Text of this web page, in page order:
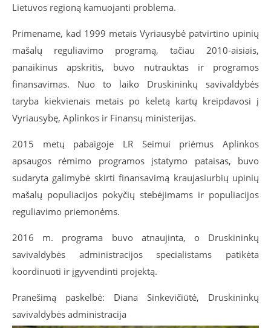
Lietuvos regioną kamuojanti problema.
Primename, kad 1999 metais Vyriausybė patvirtino upinių
mašalų reguliavimo programą, tačiau 2010-aisiais,
panaikinus apskritis, buvo nutrauktas ir programos
finansavimas. Nuo to laiko Druskininkų savivaldybės
taryba kiekvienais metais po keletą kartų kreipdavosi į
Vyriausybę, Aplinkos ir Finansų ministerijas.
2015 metų pabaigoje LR Seimui priėmus Aplinkos
apsaugos rėmimo programos įstatymo pataisas, buvo
sudaryta galimybė skirti finansavimą kraujasiurbių upinių
mašalų populiacijos pokyčių stebėjimams ir populiacijos
reguliavimo priemonėms.
2016 m. programa buvo atnaujinta, o Druskininkų
savivaldybės administracijos specialistams patikėta
koordinuoti ir įgyvendinti projektą.
Pranešimą paskelbė: Diana Sinkevičiūtė, Druskininkų
savivaldybės administracija